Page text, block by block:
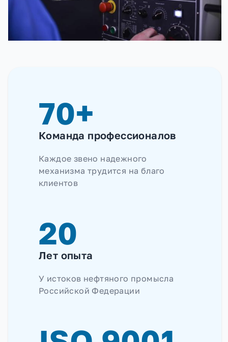
70+
Команда профессионалов
Каждое звено надежного
механизма трудится на благо
клиентов
20
Лет опыта
У истоков нефтяного промысла
Российской Федерации